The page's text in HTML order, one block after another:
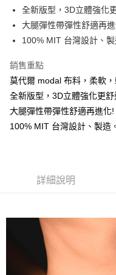
運送方式
全家 取貨付款 ▶️▶️較快到貨
取貨核對 ▶ ▶證件姓名
每筆NT$60，滿NT$1,500(
每筆NT$60，滿NT$1,500(
海外宅配___(中國大陸 ▶
全新版型，3D立體強化
大腿彈性帶彈性舒適再
100% MIT 台灣設計、製
銷售重點
莫代爾 modal 布料，柔軟，
全新版型，3D立體強化更舒
大腿彈性帶彈性舒適再進化!
100% MIT 台灣設計、製造。
詳細說明